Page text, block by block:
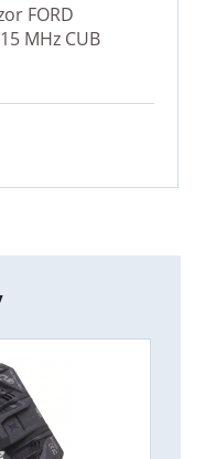
FORD
MHz CUB